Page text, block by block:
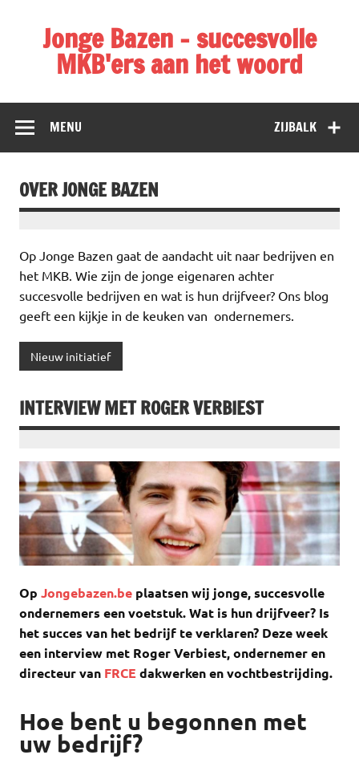
Jonge Bazen – succesvolle
MKB'ers aan het woord
woord. Intervieuws & achtergrondartikelen over
ZIJBALK
MENU
OVER JONGE BAZEN
Op Jonge Bazen gaat de aandacht uit naar bedrijven en
het MKB. Wie zijn de jonge eigenaren achter
succesvolle bedrijven en wat is hun drijfveer? Ons blog
geeft een kijkje in de keuken van ondernemers.
Nieuw initiatief
INTERVIEW MET ROGER VERBIEST
Op Jongebazen.be plaatsen wij jonge, succesvolle
ondernemers een voetstuk. Wat is hun drijfveer? Is
het succes van het bedrijf te verklaren? Deze week
een interview met Roger Verbiest, ondernemer en
directeur van FRCEdakwerken en vochtbestrijding.
Hoe bent u begonnen met
uw bedrijf?